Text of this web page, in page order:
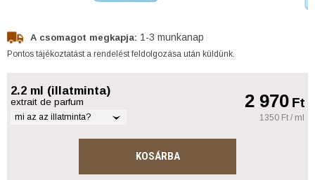
A csomagot megkapja: 1-3 munkanap
Pontos tájékoztatást a rendelést feldolgozása után küldünk.
2.2 ml (illatminta)
extrait de parfum
mi az az illatminta?
2 970Ft
1350 Ft / ml
KOSÁRBA